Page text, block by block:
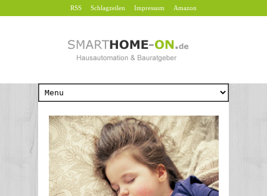
RSS Schlagzeilen Impressum Amazon